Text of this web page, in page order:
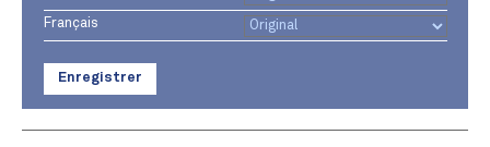
Français
Enregistrer